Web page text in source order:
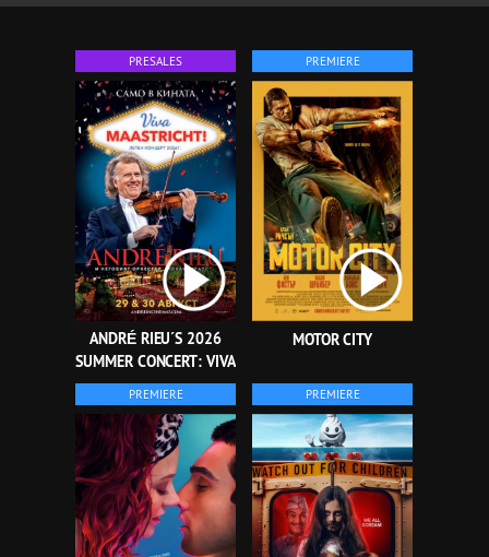
PRESALES
ANDRÉ RIEU´S 2026
SUMMER CONCERT: VIVA
MAASTRICHT!
PREMIERE
MOTOR CITY
PREMIERE PREMIERE